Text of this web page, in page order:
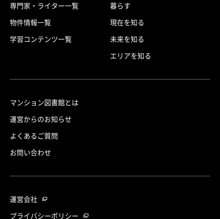
専門家・ライター一覧
物件情報一覧
学習コンテンツ一覧
暮らす
現在を知る
未来を知る
エリアを知る
マンション図書館とは
運営からのお知らせ
よくあるご質問
お問い合わせ
運営会社
プライバシーポリシー